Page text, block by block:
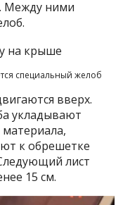
Между ними
специальный желоб
вверх.
укладывают
к обрешетке
лист
15 см.